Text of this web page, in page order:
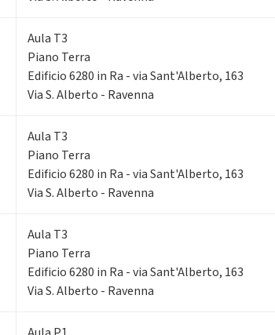
Aula T3
Piano Terra
Edificio 6280 in Ra - via Sant'Alberto, 163
Via S. Alberto - Ravenna
Aula T3
Piano Terra
Edificio 6280 in Ra - via Sant'Alberto, 163
Via S. Alberto - Ravenna
Aula T3
Piano Terra
Edificio 6280 in Ra - via Sant'Alberto, 163
Via S. Alberto - Ravenna